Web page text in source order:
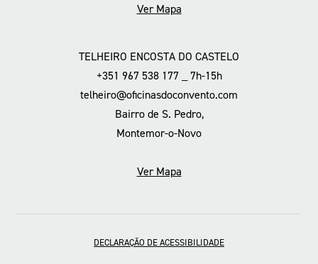
Ver Mapa
TELHEIRO ENCOSTA DO CASTELO
+351 967 538 177 _ 7h-15h
telheiro@oficinasdoconvento.com
Bairro de S. Pedro,
Montemor-o-Novo
Ver Mapa
DECLARAÇÃO DE ACESSIBILIDADE